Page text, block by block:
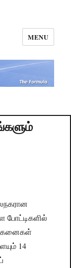
MENU
போட்டிகளில்
14